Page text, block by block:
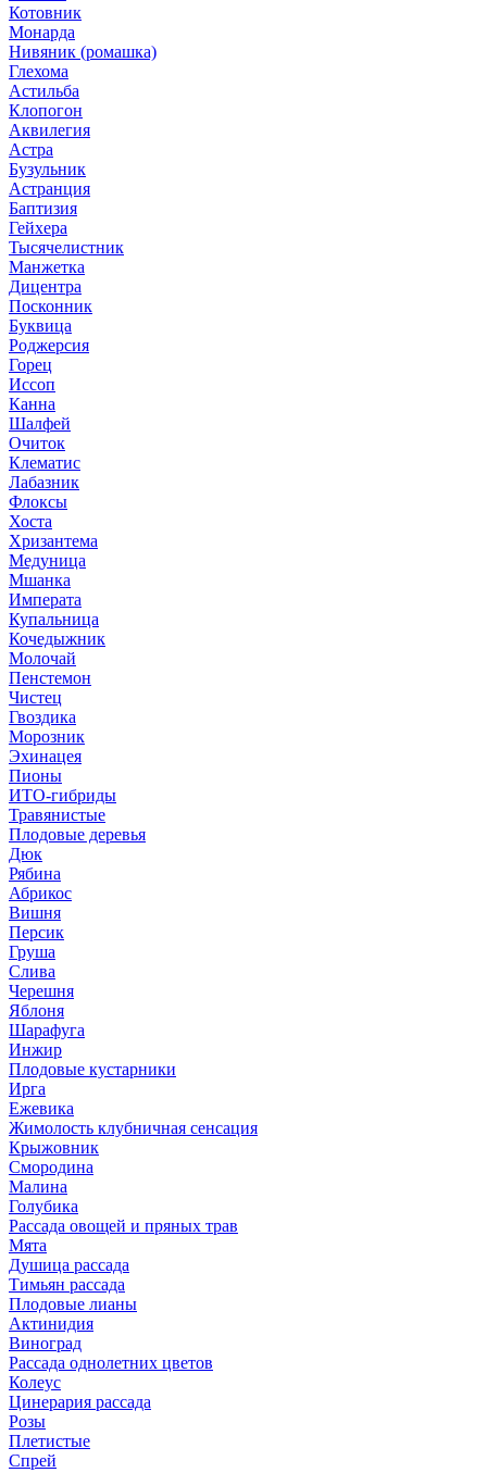
Котовник
Монарда
Нивяник (ромашка)
Глехома
Астильба
Клопогон
Аквилегия
Астра
Бузульник
Астранция
Баптизия
Гейхера
Тысячелистник
Манжетка
Дицентра
Посконник
Буквица
Роджерсия
Горец
Иссоп
Канна
Шалфей
Очиток
Клематис
Лабазник
Флоксы
Хоста
Хризантема
Медуница
Мшанка
Императа
Купальница
Кочедыжник
Молочай
Пенстемон
Чистец
Гвоздика
Морозник
Эхинацея
Пионы
ИТО-гибриды
Травянистые
Плодовые деревья
Дюк
Рябина
Абрикос
Вишня
Персик
Груша
Слива
Черешня
Яблоня
Шарафуга
Инжир
Плодовые кустарники
Ирга
Ежевика
Жимолость клубничная сенсация
Крыжовник
Смородина
Малина
Голубика
Рассада овощей и пряных трав
Мята
Душица рассада
Тимьян рассада
Плодовые лианы
Актинидия
Виноград
Рассада однолетних цветов
Колеус
Цинерария рассада
Розы
Плетистые
Спрей